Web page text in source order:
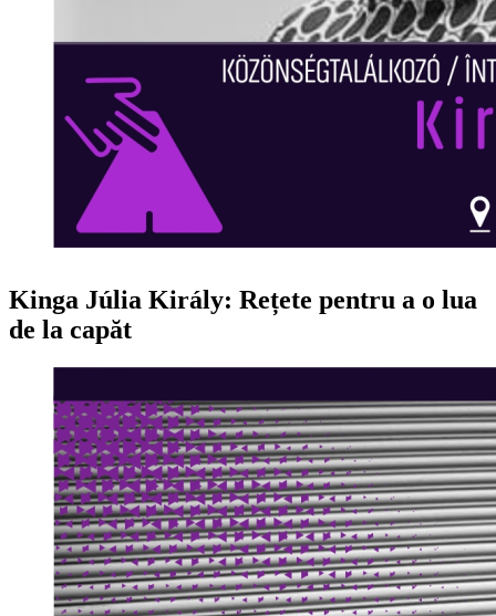
Kinga Júlia Király: Rețete pentru a o lua
de la capăt